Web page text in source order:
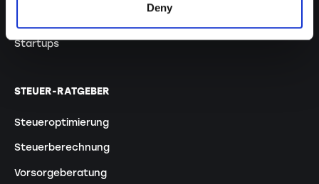
Deny
Startups
STEUER-RATGEBER
Steueroptimierung
Steuerberechnung
Vorsorgeberatung